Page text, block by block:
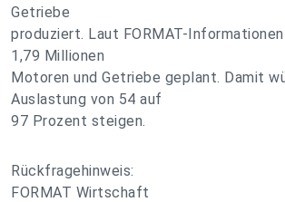
Getriebe
produziert. Laut FORMAT-
1,79 Millionen
Motoren und Getriebe geplant. Damit
Auslastung von 54 auf
97 Prozent steigen.
Rückfragehinweis:
FORMAT Wirtschaft